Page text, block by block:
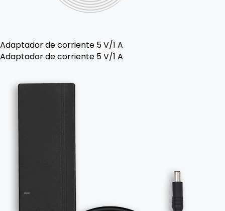
Adaptador de corriente 5 V/1 A
Adaptador de corriente 5 V/1 A